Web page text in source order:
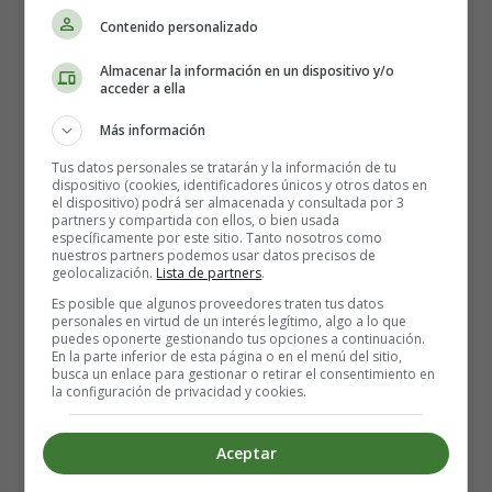
Apenas 10 días después de la fecundación, puede
producirse una pequeña hemorragia vaginal. Sin
embargo, no es un signo muy específico y común. Se
trata de una
marrón que cesa espontáneamente en 2 o 3 días
Puede parecer una menstruación. Esta hemorragia se
denominasangrado de implantación, lo que significa
que el óvulo ha ocupado su lugar en la cavidad del útero.
Es ya uno de losprimeros síntomas del embarazo
Los síntomas más comunes en las primeras semanas
de embarazo son el aumento del tamaño de los
pechos y su sensibilidad. El tamaño y el color de la
areola pueden cambiar y volverse más grandes y oscuros.
temperatura corporal en reposo, y unagran
Contenido personalizado
Almacenar la información en un dispositivo y/o
acceder a ella
Más información
Tus datos personales se tratarán y la información de tu
dispositivo (cookies, identificadores únicos y otros datos en
el dispositivo) podrá ser almacenada y consultada por 3
partners y compartida con ellos, o bien usada
específicamente por este sitio. Tanto nosotros como
nuestros partners podemos usar datos precisos de
geolocalización. Lista de partners.
Es posible que algunos proveedores traten tus datos
personales en virtud de un interés legítimo, algo a lo que
puedes oponerte gestionando tus opciones a continuación.
En la parte inferior de esta página o en el menú del sitio,
busca un enlace para gestionar o retirar el consentimiento en
la configuración de privacidad y cookies.
Aceptar